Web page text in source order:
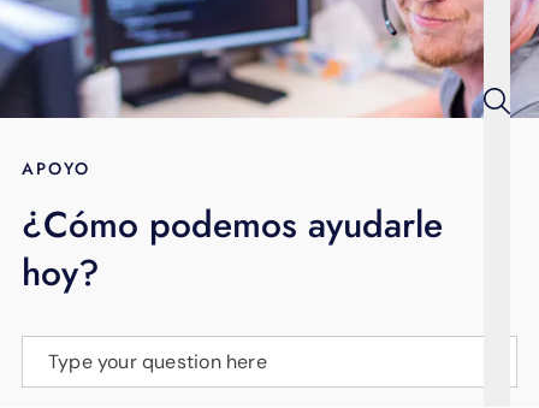
Televisión
BLOG
APOYO
APOYO
¿Cómo podemos ayudarle
hoy?
Type your question here